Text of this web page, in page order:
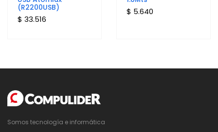
(R2200USB)
$ 33.516
$ 5.640
Somos tecnología e informática